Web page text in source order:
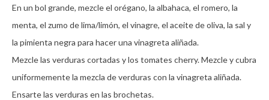
En un bol grande, mezcle el orégano, la albahaca, el romero, la
menta, el zumo de lima/limón, el vinagre, el aceite de oliva, la sal y
la pimienta negra para hacer una vinagreta aliñada.
Mezcle las verduras cortadas y los tomates cherry. Mezcle y cubra
uniformemente la mezcla de verduras con la vinagreta aliñada.
Ensarte las verduras en las brochetas.